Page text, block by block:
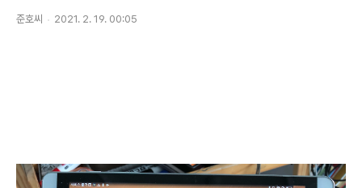
준호씨 2021. 2. 19. 00:05